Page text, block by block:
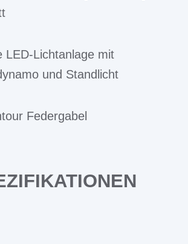
LED-Lichtanlage mit
und Standlicht
Federgabel